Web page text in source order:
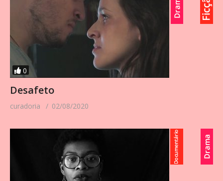
0
Desafeto
curadoria 02/08/2020